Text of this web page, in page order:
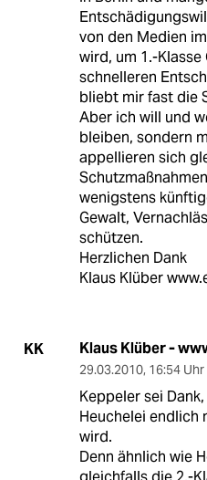
von den Medien
wird, um 1.-
schnelleren
bliebt mir fast die
Aber ich will und
bleiben, sondern
appellieren sich
wenigstens
Gewalt,
schützen.
Herzlichen Dank
Klaus Klüber
KK Klaus Klüber -
29.03.2010, 16:54 Uhr
Keppeler sei
Heuchelei endlich
wird.
Denn ähnlich wie